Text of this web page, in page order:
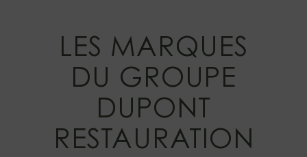
LES MARQUES
DU GROUPE
DUPONT
RESTAURATION